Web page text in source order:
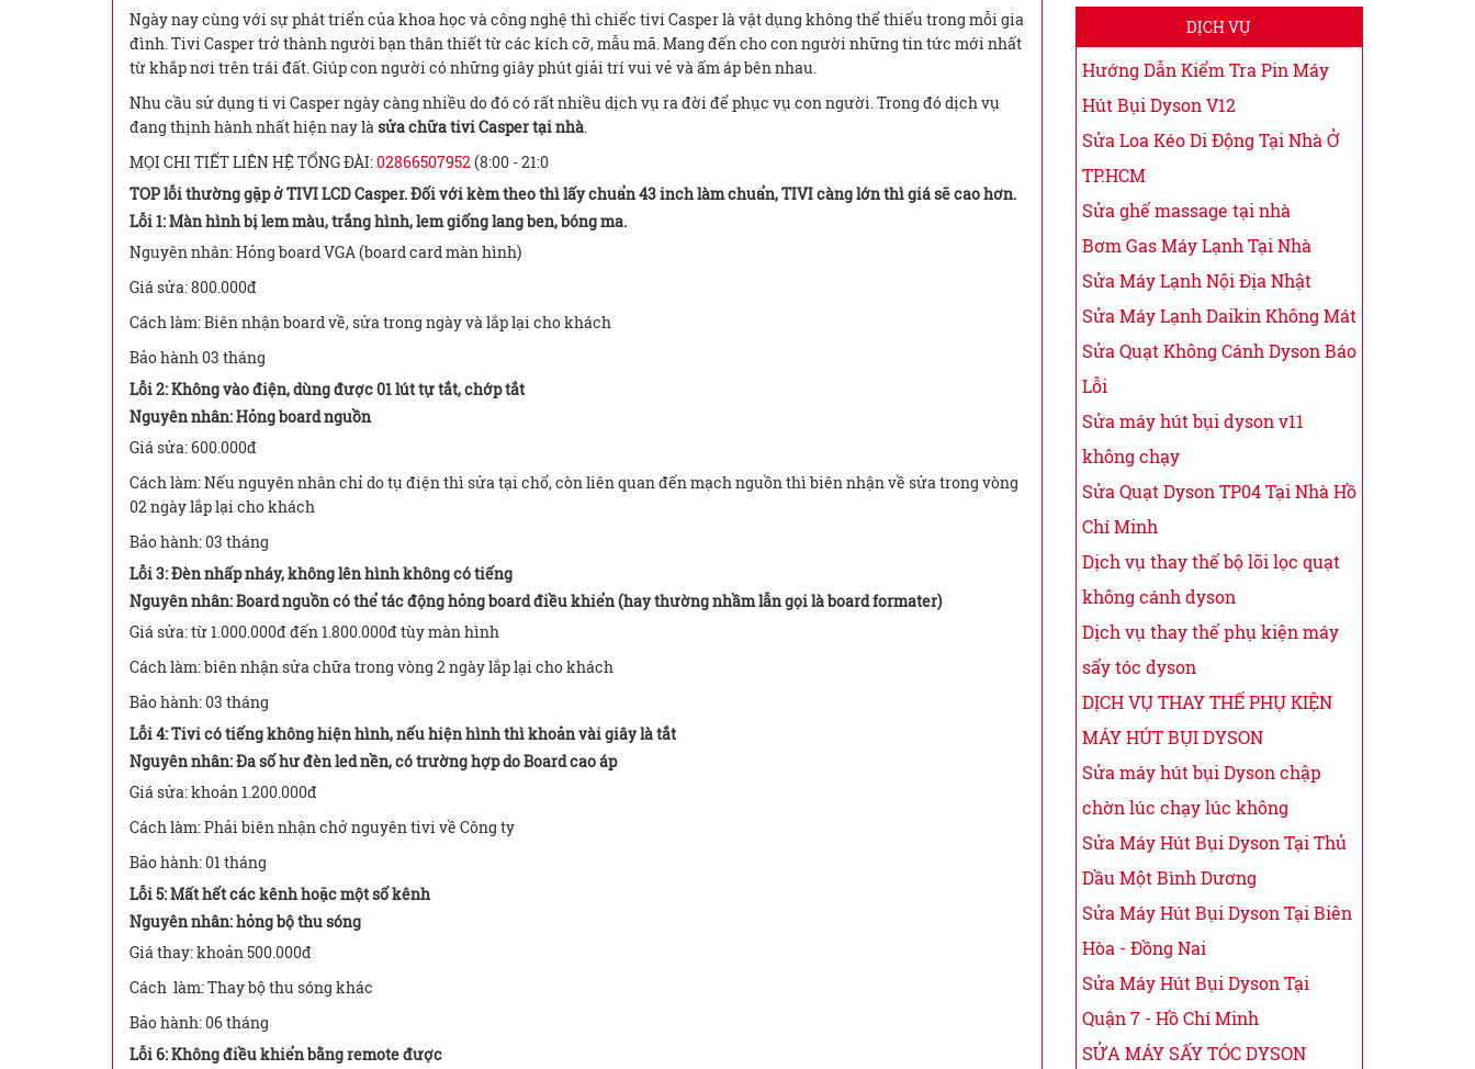
Ngày nay cùng với sự phát triển của khoa học và công nghệ thì chiếc tivi Casper là vật dụng không thể thiếu trong mỗi gia
đình. Tivi Casper trở thành người bạn thân thiết từ các kích cỡ, mẫu mã. Mang đến cho con người những tin tức mới nhất
từ khắp nơi trên trái đất. Giúp con người có những giây phút giải trí vui vẻ và ấm áp bên nhau.
Nhu cầu sử dụng ti vi Casper ngày càng nhiều do đó có rất nhiều dịch vụ ra đời để phục vụ con người. Trong đó dịch vụ
đang thịnh hành nhất hiện nay là sửa chữa tivi Casper tại nhà.
MỌI CHI TIẾT LIÊN HỆ TỔNG ĐÀI:02866507952(8:00 - 21:0
TOP lỗi thường gặp ở TIVI LCD Casper. Đối với kèm theo thì lấy chuẩn 43 inch làm chuẩn, TIVI càng lớn thì giá sẽ cao hơn.
Lỗi 1: Màn hình bị lem màu, trắng hình, lem giống lang ben, bóng ma.
Nguyên nhân: Hỏng board VGA (board card màn hình)
Giá sửa: 800.000đ
Cách làm: Biên nhận board về, sửa trong ngày và lắp lại cho khách
Bảo hành 03 tháng
Lỗi 2: Không vào điện, dùng được 01 lút tự tắt, chớp tắt
Nguyên nhân: Hỏng board nguồn
Giá sửa: 600.000đ
Cách làm: Nếu nguyên nhân chỉ do tụ điện thì sửa tại chổ, còn liên quan đến mạch nguồn thì biên nhận về sửa trong vòng
02 ngày lắp lại cho khách
Bảo hành: 03 tháng
Lỗi 3: Đèn nhấp nháy, không lên hình không có tiếng
Nguyên nhân: Board nguồn có thể tác động hỏng board điều khiển (hay thường nhầm lẫn gọi là board formater)
Giá sửa: từ 1.000.000đ đến 1.800.000đ tùy màn hình
Cách làm: biên nhận sửa chữa trong vòng 2 ngày lắp lại cho khách
Bảo hành: 03 tháng
Lỗi 4: Tivi có tiếng không hiện hình, nếu hiện hình thì khoản vài giây là tắt
Nguyên nhân: Đa số hư đèn led nền, có trường hợp do Board cao áp
Giá sửa: khoản 1.200.000đ
Cách làm: Phải biên nhận chở nguyên tivi về Công ty
Bảo hành: 01 tháng
Lỗi 5: Mất hết các kênh hoặc một số kênh
Nguyên nhân: hỏng bộ thu sóng
Giá thay: khoản 500.000đ
Cách làm: Thay bộ thu sóng khác
Bảo hành: 06 tháng
Lỗi 6: Không điều khiển bằng remote được
DỊCH VỤ
Hướng Dẫn Kiểm Tra Pin Máy
Hút Bụi Dyson V12
Sửa Loa Kéo Di Động Tại Nhà Ở
TP.HCM
Sửa ghế massage tại nhà
Bơm Gas Máy Lạnh Tại Nhà
Sửa Máy Lạnh Nội Địa Nhật
Sửa Máy Lạnh Daikin Không Mát
Sửa Quạt Không Cánh Dyson Báo
Lỗi
Sửa máy hút bụi dyson v11
không chạy
Sửa Quạt Dyson TP04 Tại Nhà Hồ
Chí Minh
Dịch vụ thay thế bộ lõi lọc quạt
không cánh dyson
Dịch vụ thay thế phụ kiện máy
sấy tóc dyson
DỊCH VỤ THAY THẾ PHỤ KIỆN
MÁY HÚT BỤI DYSON
Sửa máy hút bụi Dyson chập
chờn lúc chạy lúc không
Sửa Máy Hút Bụi Dyson Tại Thủ
Dầu Một Bình Dương
Sửa Máy Hút Bụi Dyson Tại Biên
Hòa - Đồng Nai
Sửa Máy Hút Bụi Dyson Tại
Quận 7 - Hồ Chí Minh
SỬA MÁY SẤY TÓC DYSON